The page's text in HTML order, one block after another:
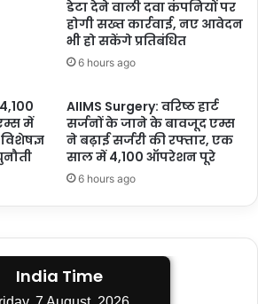
डेटा देने वाली दवा कंपनियों पर
होगी सख्त कार्रवाई, नए आवेदन
भी हो सकेंगे प्रतिबंधित
6 hours ago
में
AIIMS Surgery: वरिष्ठ हार्ट
सर्जनों के जाने के बावजूद एम्स
ने बढ़ाई सर्जरी की रफ्तार, एक
साल में 4,100 ऑपरेशन पूरे
6 hours ago
India Time